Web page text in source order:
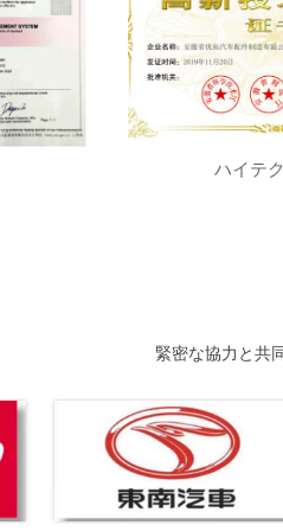
ハイテ
緊密な協力と共